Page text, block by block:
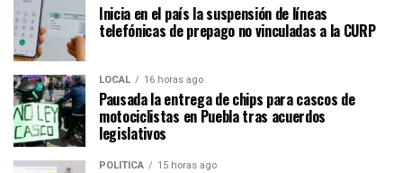
Inicia en el país la suspensión de líneas
telefónicas de prepago no vinculadas a la CURP
LOCAL 16 horas ago
Pausada la entrega de chips para cascos de
motociclistas en Puebla tras acuerdos
legislativos
POLÍTICA 15 horas ago